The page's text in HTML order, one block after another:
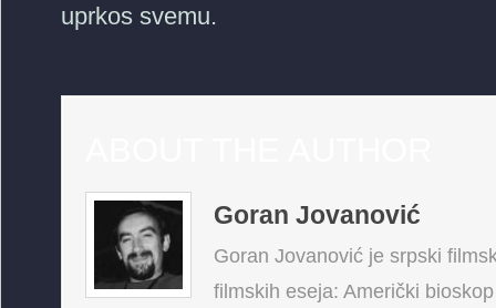
uprkos svemu.
Goran Jovanović
Goran Jovanović je srpski
filmskih eseja: Američki